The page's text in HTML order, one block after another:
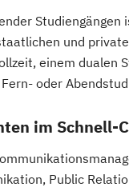
Studiengängen
und
einem dualen
oder
im Schnell-
Public